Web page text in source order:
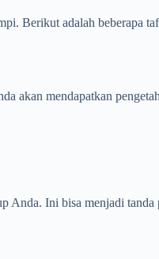
Berikut adalah beberapa
akan mendapatkan
Anda. Ini bisa menjadi